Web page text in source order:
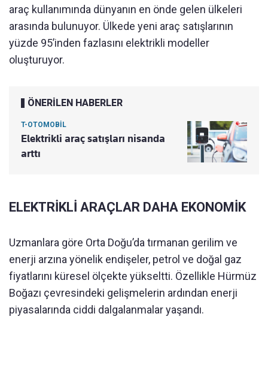
araç kullanımında dünyanın en önde gelen ülkeleri
arasında bulunuyor. Ülkede yeni araç satışlarının
yüzde 95’inden fazlasını elektrikli modeller
oluşturuyor.
ÖNERİLEN HABERLER
T-OTOMOBİL
Elektrikli araç satışları nisanda
arttı
ELEKTRİKLİ ARAÇLAR DAHA EKONOMİK
Uzmanlara göre Orta Doğu’da tırmanan gerilim ve
enerji arzına yönelik endişeler, petrol ve doğal gaz
fiyatlarını küresel ölçekte yükseltti. Özellikle Hürmüz
Boğazı çevresindeki gelişmelerin ardından enerji
piyasalarında ciddi dalgalanmalar yaşandı.